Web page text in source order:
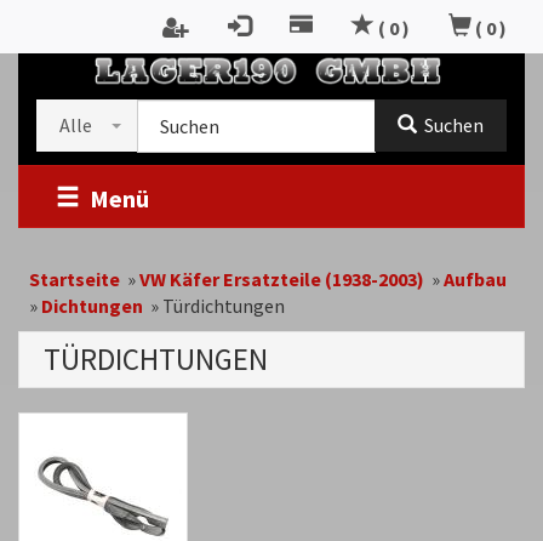
( 0) ( 0)
Alle
Shop
Suchen
Menü
Startseite »VW Käfer Ersatzteile (1938-2003) »Aufbau
» Dichtungen » Türdichtungen
TÜRDICHTUNGEN